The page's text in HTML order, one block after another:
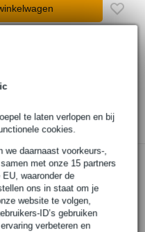
te laten verlopen en bij
cookies.
daarnaast voorkeurs-,
met onze 15 partners
waaronder de
ons in staat om je
website te volgen,
ID’s gebruiken
verbeteren en
in huis